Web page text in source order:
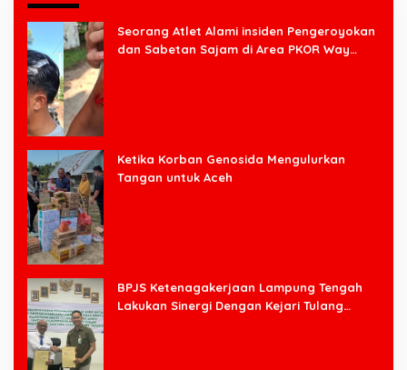
Seorang Atlet Alami insiden Pengeroyokan
dan Sabetan Sajam di Area PKOR Way
Ketika Korban Genosida Mengulurkan
Tangan untuk Aceh
BPJS Ketenagakerjaan Lampung Tengah
Lakukan Sinergi Dengan Kejari Tulang